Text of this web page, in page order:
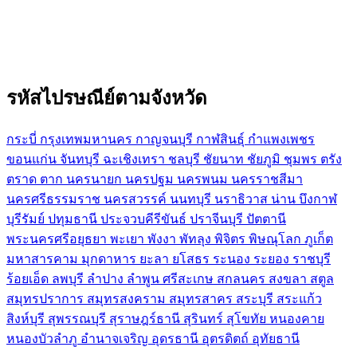
รหัสไปรษณีย์ตามจังหวัด
กระบี่ กรุงเทพมหานคร กาญจนบุรี กาฬสินธุ์ กำแพงเพชร
ขอนแก่น จันทบุรี ฉะเชิงเทรา ชลบุรี ชัยนาท ชัยภูมิ ชุมพร ตรัง
ตราด ตาก นครนายก นครปฐม นครพนม นครราชสีมา
นครศรีธรรมราช นครสวรรค์ นนทบุรี นราธิวาส น่าน บึงกาฬ
บุรีรัมย์ ปทุมธานี ประจวบคีรีขันธ์ ปราจีนบุรี ปัตตานี
พระนครศรีอยุธยา พะเยา พังงา พัทลุง พิจิตร พิษณุโลก ภูเก็ต
มหาสารคาม มุกดาหาร ยะลา ยโสธร ระนอง ระยอง ราชบุรี
ร้อยเอ็ด ลพบุรี ลำปาง ลำพูน ศรีสะเกษ สกลนคร สงขลา สตูล
สมุทรปราการ สมุทรสงคราม สมุทรสาคร สระบุรี สระแก้ว
สิงห์บุรี สุพรรณบุรี สุราษฎร์ธานี สุรินทร์ สุโขทัย หนองคาย
หนองบัวลำภู อำนาจเจริญ อุดรธานี อุตรดิตถ์ อุทัยธานี